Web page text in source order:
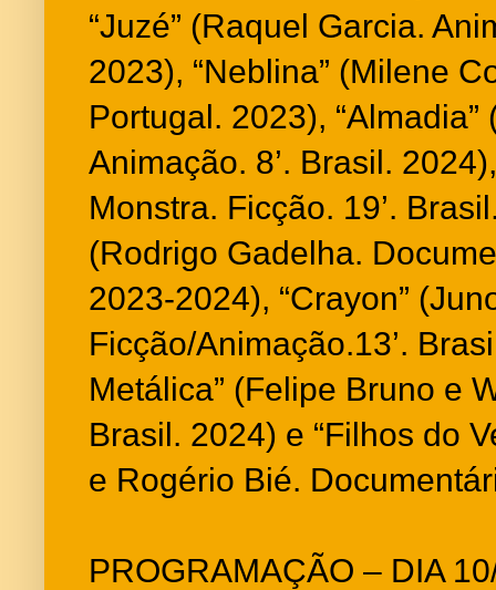
“Juzé” (Raquel Garcia.
2023), “Neblina” (Milene
Portugal. 2023),
Animação. 8’. Brasil.
Monstra. Ficção. 19’.
(Rodrigo Gadelha.
2023-2024), “Crayon”
Ficção/Animação.13’.
Metálica” (Felipe Bruno e
Brasil. 2024) e “Filhos do
e Rogério Bié.
PROGRAMAÇÃO – DIA